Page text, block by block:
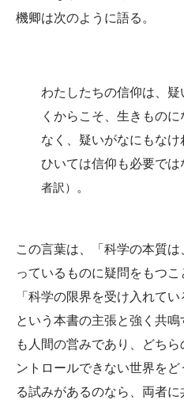
機卿は次のように語る。
わたしたちの信仰は、
くからこそ、生きもの
なく、疑いがなにもなけ
ひいては信仰も必要では
者訳） 。
この言葉は、「科学の本質
っているものに疑問をもつ
「科学の限界を受け入れて
という本書の主張と強く共
も人間の営みであり、どち
ントロールできない世界を
る試みがあるのなら、両者